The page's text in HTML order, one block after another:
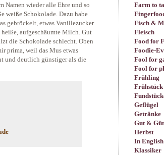
Farm to
Fisch &
Fleisch
Food for
Foodie-
Fool for
Fool for
Frühling
Geflügel
Getränke
Gut &
Herbst
In English
Klassiker
Namen wieder alle Ehre und so
weiße Schokolade. Dazu habe
gebröckelt, etwas Vanillezucker
aufgeschäumte Milch. Gut
die Schokolade schlecht. Oben
prima, weil das Mus etwas
und deutlich günstiger als die